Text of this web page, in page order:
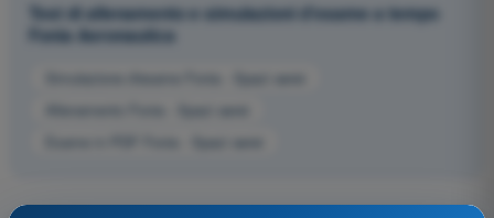
Test di allenamento e simulazioni d'esame a tempo
Fonia Aeronautica
Simulazione d'esame Fonia - Spazi aerei
Allenamento Fonia - Spazi aerei
Esame in PDF Fonia - Spazi aerei